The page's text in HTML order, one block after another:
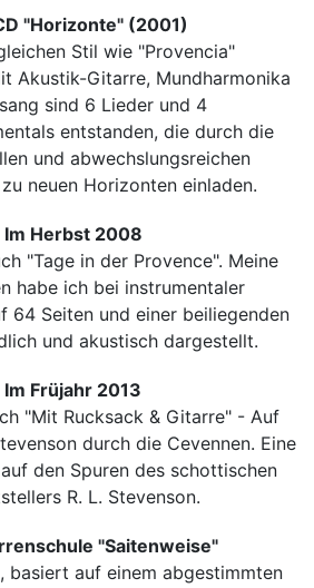
"Horizonte" (2001)
Stil wie "Provencia"
Akustik-Gitarre, Mundharmonika
sind 6 Lieder und 4
entstanden, die durch die
und abwechslungsreichen
neuen Horizonten einladen.
Im Herbst 2008
"Tage in der Provence". Meine
habe ich bei instrumentaler
64 Seiten und einer beiliegenden
und akustisch dargestellt.
Im Früjahr 2013
"Mit Rucksack & Gitarre" - Auf
durch die Cevennen. Eine
den Spuren des schottischen
R. L. Stevenson.
"Saitenweise"
basiert auf einem abgestimmten